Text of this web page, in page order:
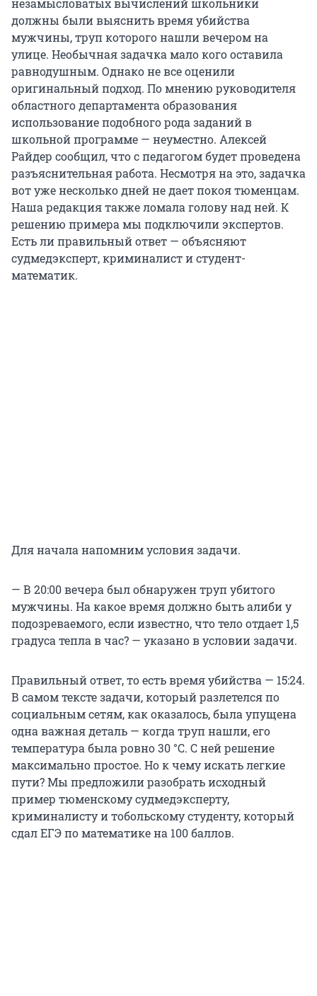
незамысловатых вычислений школьники
должны были выяснить время убийства
мужчины, труп которого нашли вечером на
улице. Необычная задачка мало кого оставила
равнодушным. Однако не все оценили
оригинальный подход. По мнению руководителя
областного департамента образования
использование подобного рода заданий в
школьной программе — неуместно. Алексей
Райдер сообщил, что с педагогом будет проведена
разъяснительная работа. Несмотря на это, задачка
вот уже несколько дней не дает покоя тюменцам.
Наша редакция также ломала голову над ней. К
решению примера мы подключили экспертов.
Есть ли правильный ответ — объясняют
судмедэксперт, криминалист и студент-
математик.
Для начала напомним условия задачи.
— В 20:00 вечера был обнаружен труп убитого
мужчины. На какое время должно быть алиби у
подозреваемого, если известно, что тело отдает 1,5
градуса тепла в час? — указано в условии задачи.
Правильный ответ, то есть время убийства — 15:24.
В самом тексте задачи, который разлетелся по
социальным сетям, как оказалось, была упущена
одна важная деталь — когда труп нашли, его
температура была ровно 30 °C. С ней решение
максимально простое. Но к чему искать легкие
пути? Мы предложили разобрать исходный
пример тюменскому судмедэксперту,
криминалисту и тобольскому студенту, который
сдал ЕГЭ по математике на 100 баллов.